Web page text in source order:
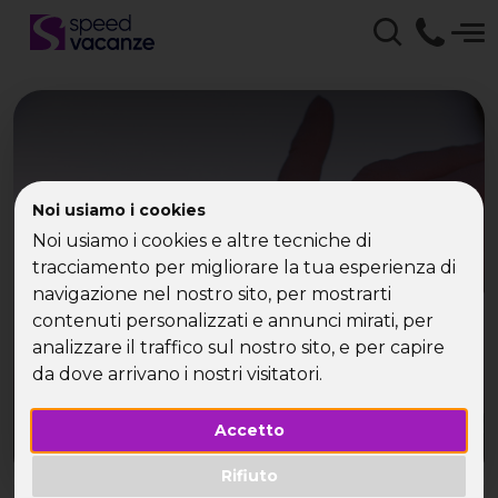
Noi usiamo i cookies
Noi usiamo i cookies e altre tecniche di
tracciamento per migliorare la tua esperienza di
navigazione nel nostro sito, per mostrarti
contenuti personalizzati e annunci mirati, per
analizzare il traffico sul nostro sito, e per capire
da dove arrivano i nostri visitatori.
Accetto
Rifiuto
Ponza single
Speed Vacanze ti invita su un’isola gioiello del
Mar Tirreno